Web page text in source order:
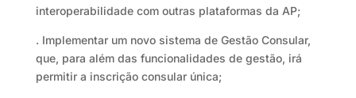
interoperabilidade com outras plataformas da AP;
. Implementar um novo sistema de Gestão Consular,
que, para além das funcionalidades de gestão, irá
permitir a inscrição consular única;